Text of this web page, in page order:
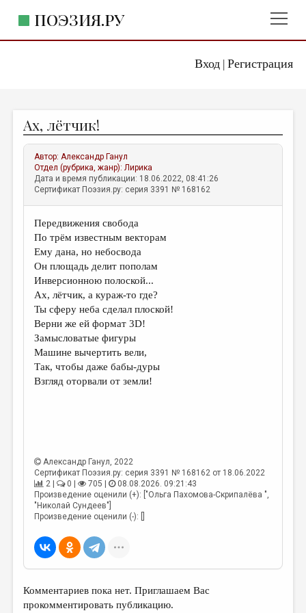
Вход| Регистрация
ПОЭЗИЯ.РУ
ЖАНРЫ
АВТОРЫ
КОММЕНТАРИИ
ЛИТСАЛОН
НОВОСТИ
ПРАВИЛА САЙТА
ОТДЕЛЫ И РУБРИКИ
ИЗБРАННОЕ
ДАЙДЖЕСТ
ПРОИЗВЕДЕНИЯ
ПЕРЕВОДЫ
ОБЗОР ЛИТЕРАТУРЫ
СТРАНИЦЫ ПАМЯТИ
ОБЪЯВЛЕНИЯ
КОЛОНКА РЕДАКТОРА
РЕДКОЛЛЕГИЯ
ОТ РЕДАКЦИИ
Ах, лётчик!
Автор:Александр Ганул
Отдел (рубрика, жанр):Лирика
Дата и время публикации: 18.06.2022, 08:41:26
Сертификат Поэзия.ру: серия 3391 № 168162
Передвижения свобода
По трём известным векторам
Ему дана, но небосвода
Он площадь делит пополам
Инверсионною полоской...
Ах, лётчик, а кураж-то где?
Ты сферу неба сделал плоской!
Верни же ей формат 3D!
Замысловатые фигуры
Машине вычертить вели,
Так, чтобы даже бабы-дуры
Взгляд оторвали от земли!
Александр Ганул, 2022
Сертификат Поэзия.ру: серия 3391 № 168162 от 18.06.2022
2 |
0 | 705 |
08.08.2026. 09:21:43
Произведение оценили (+): ["Ольга Пахомова-Скрипалёва ",
"Николай Сундеев"]
Произведение оценили (-): []
Комментариев пока нет. Приглашаем Вас
прокомментировать публикацию.